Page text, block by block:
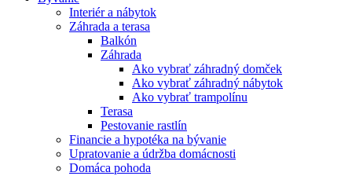
Interiér a nábytok
Záhrada a terasa
Balkón
Záhrada
Ako vybrať záhradný domček
Ako vybrať záhradný nábytok
Ako vybrať trampolínu
Terasa
Pestovanie rastlín
Financie a hypotéka na bývanie
Upratovanie a údržba domácnosti
Domáca pohoda